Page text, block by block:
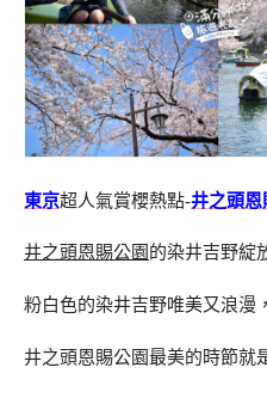
東京超人氣賞櫻熱點-井之頭恩
井之頭恩賜公園 的染井吉野綻
粉白色的染井吉野唯美又浪漫
井之頭恩賜公園最美的時節就